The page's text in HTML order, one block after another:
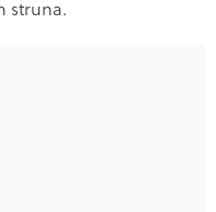
struna.